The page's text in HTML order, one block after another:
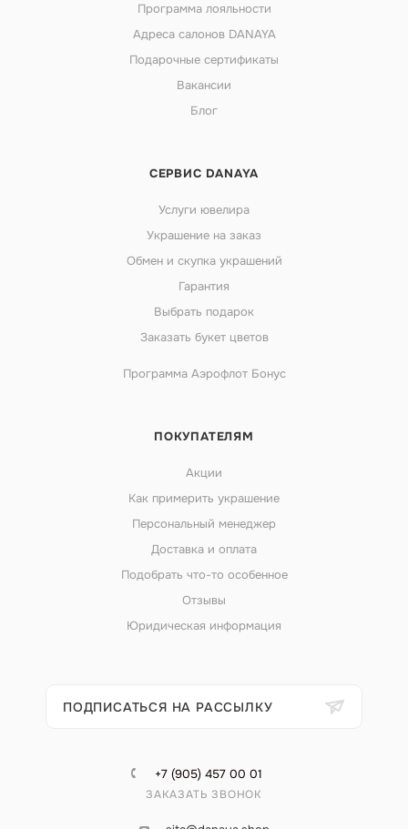
Программа лояльности
Адреса салонов DANAYA
Подарочные сертификаты
Вакансии
Блог
СЕРВИС DANAYA
Услуги ювелира
Украшение на заказ
Обмен и скупка украшений
Гарантия
Выбрать подарок
Заказать букет цветов
Программа Аэрофлот Бонус
ПОКУПАТЕЛЯМ
Акции
Как примерить украшение
Персональный менеджер
Доставка и оплата
Подобрать что-то особенное
Отзывы
Юридическая информация
ПОДПИСАТЬСЯ НА РАССЫЛКУ
+7 (905) 457 00 01
ЗАКАЗАТЬ ЗВОНОК